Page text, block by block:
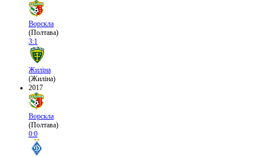
Ворскла
(Полтава)
3:1
Жиліна
(Жиліна)
2017
Ворскла
(Полтава)
0:0